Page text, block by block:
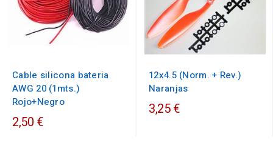
Cable silicona bateria
AWG 20 (1mts.)
Rojo+Negro
2,50 €
12x4.5 (Norm. + Rev.)
Naranjas
3,25 €